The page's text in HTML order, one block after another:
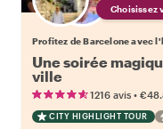
Choisissez
Profitez de Barcelone avec
Une soirée
ville
1216 avis •
CITY HIGHLIGHT TOUR